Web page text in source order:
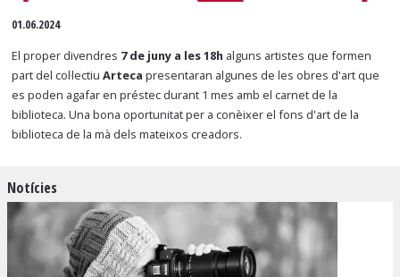
01.06.2024
El proper divendres 7 de juny a les 18h alguns artistes que formen
part del col·lectiu Arteca presentaran algunes de les obres d'art que
es poden agafar en préstec durant 1 mes amb el carnet de la
biblioteca. Una bona oportunitat per a conèixer el fons d'art de la
biblioteca de la mà dels mateixos creadors.
Notícies